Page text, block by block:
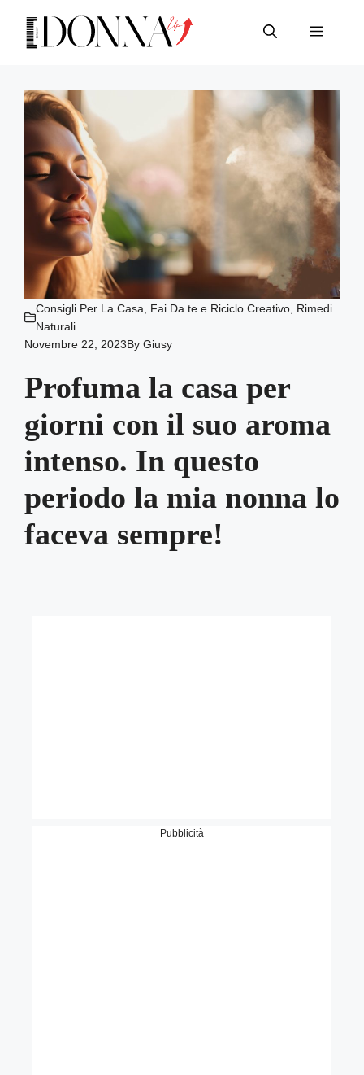
contenuto
Menu
Consigli Per La Casa, Fai Da te e Riciclo Creativo, Rimedi
Naturali
Novembre 22, 2023ByGiusy
Profuma la casa per
giorni con il suo aroma
intenso. In questo
periodo la mia nonna lo
faceva sempre!
Pubblicità